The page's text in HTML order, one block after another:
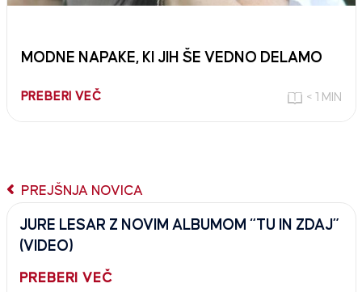
MODNE NAPAKE, KI JIH ŠE VEDNO DELAMO
PREBERI VEČ < 1 MIN
PREJŠNJA NOVICA
JURE LESAR Z NOVIM ALBUMOM “TU IN ZDAJ”
(VIDEO)
PREBERI VEČ